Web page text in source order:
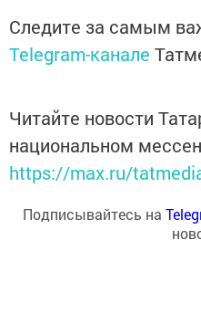
Следите за самым
Telegram-канале
Читайте новости
национальном
https://max.ru/
Подписывайтесь на